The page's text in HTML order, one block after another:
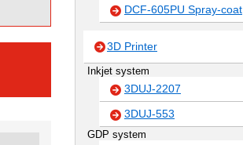
DCF-605PU Spray-coat
3D Printer
Inkjet system
3DUJ-2207
3DUJ-553
GDP system